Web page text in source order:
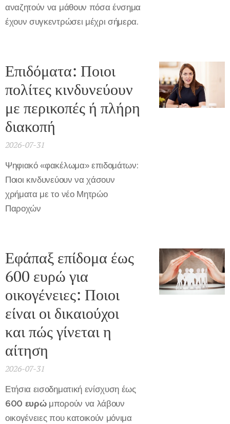
αναζητούν να μάθουν πόσα ένσημα
έχουν συγκεντρώσει μέχρι σήμερα.
Επιδόματα: Ποιοι
πολίτες κινδυνεύουν
με περικοπές ή πλήρη
διακοπή
2026-07-31
Ψηφιακό «φακέλωμα» επιδομάτων:
Ποιοι κινδυνεύουν να χάσουν
χρήματα με το νέο Μητρώο
Παροχών
Εφάπαξ επίδομα έως
600 ευρώ για
οικογένειες: Ποιοι
είναι οι δικαιούχοι
και πώς γίνεται η
αίτηση
2026-07-31
Ετήσια εισοδηματική ενίσχυση έως
600 ευρώμπορούν να λάβουν
οικογένειες που κατοικούν μόνιμα